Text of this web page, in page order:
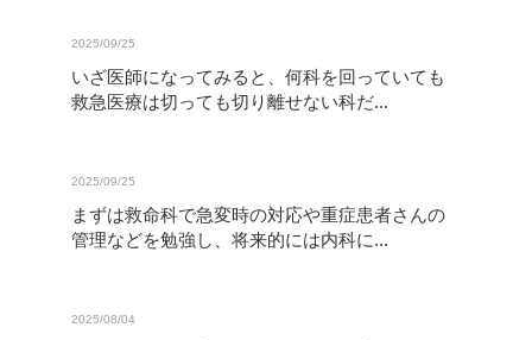
2025/09/25
いざ医師になってみると、何科を回っていても
救急医療は切っても切り離せない科だ...
2025/09/25
まずは救命科で急変時の対応や重症患者さんの
管理などを勉強し、将来的には内科に...
2025/08/04